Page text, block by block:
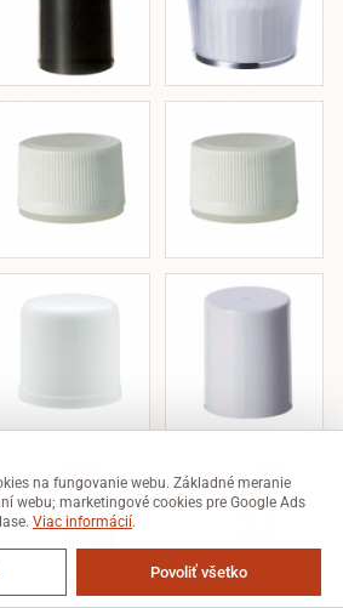
na fungovanie webu. Základné meranie
webu; marketingové cookies pre Google Ads
Viac informácií.
Povoliť všetko